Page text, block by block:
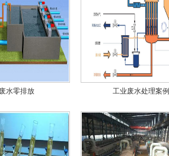
水零排放 工业废水处理案例